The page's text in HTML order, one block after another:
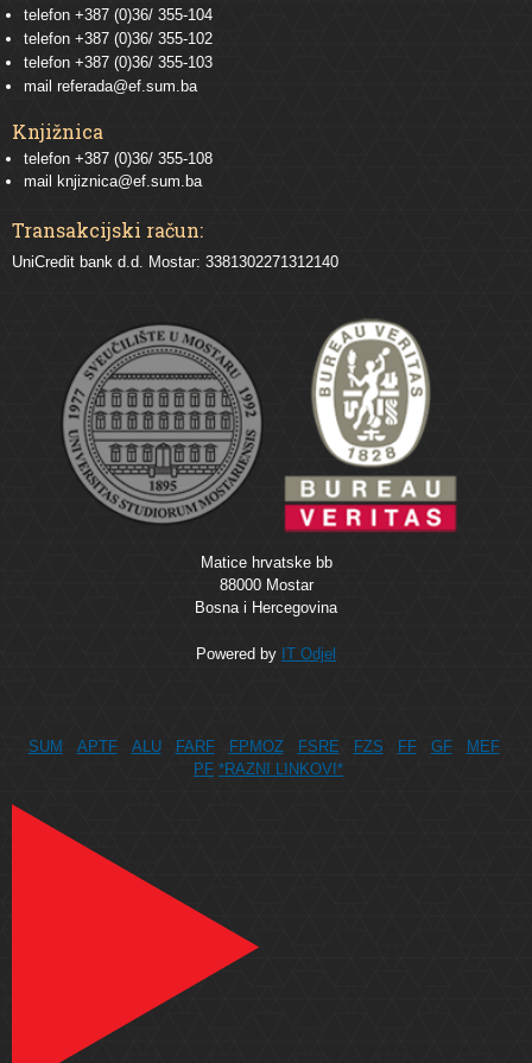
telefon +387 (0)36/ 355-104
telefon +387 (0)36/ 355-102
telefon +387 (0)36/ 355-103
mail referada@ef.sum.ba
Knjižnica
telefon +387 (0)36/ 355-108
mail
knjiznica@ef.sum.ba
Transakcijski račun:
UniCredit bank d.d. Mostar: 3381302271312140
Matice hrvatske bb
88000 Mostar
Bosna i Hercegovina
Powered by IT Odjel
SUM APTF ALU FARF FPMOZ FSRE FZS FF GF
MEF
PF *RAZNI LINKOVI*